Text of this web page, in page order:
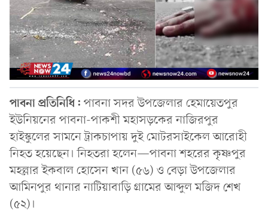
পাবনা প্রতিনিধি: পাবনা সদর উপজেলার হেমায়েতপুর
ইউনিয়নের পাবনা-পাকশী মহাসড়কের নাজিরপুর
হাইস্কুলের সামনে ট্রাকচাপায় দুই মোটরসাইকেল আরোহী
নিহত হয়েছেন। নিহতরা হলেন—পাবনা শহরের কৃষ্ণপুর
মহল্লার ইকবাল হোসেন খান (৫৬) ও বেড়া উপজেলার
আমিনপুর থানার নাটিয়াবাড়ি গ্রামের আব্দুল মজিদ শেখ
(৫২)।